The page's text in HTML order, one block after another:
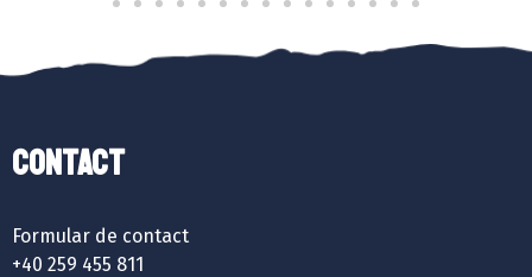
Contact
Formular de contact
+40 259 455 811